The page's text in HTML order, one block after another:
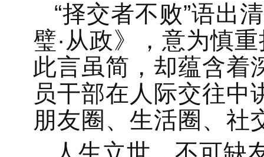
“择交者不败”语出
璧·从政》，意为慎
此言虽简，却蕴含着
员干部在人际交往中
朋友圈、生活圈、社